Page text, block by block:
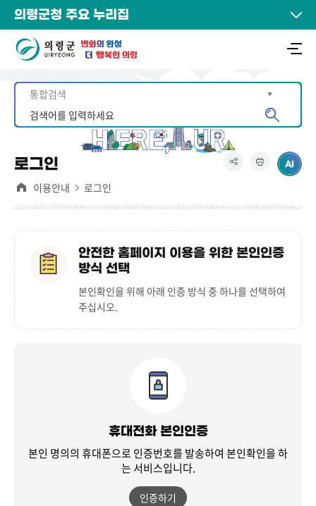
의령군청 주요 누리집
로그인
이용안내 로그인
안전한 홈페이지 이용을 위한 본인인증
방식 선택
본인확인을 위해 아래 인증 방식 중 하나를 선택하여
주십시오.
휴대전화 본인인증
본인 명의의 휴대폰으로 인증번호를 발송하여 본인확인을 하
는 서비스입니다.
인증하기